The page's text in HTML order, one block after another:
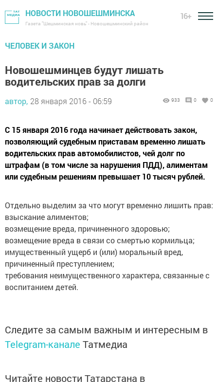
НОВОСТИ НОВОШЕШМИНСКА
Газета "Шешминская новь" - Новошешминский район
16+
ЧЕЛОВЕК И ЗАКОН
Новошешминцев будут лишать
водительских прав за долги
автор, 28 января 2016 - 06:59 933 0 0
С 15 января 2016 года начинает действовать закон,
позволяющий судебным приставам временно лишать
водительских прав автомобилистов, чей долг по
штрафам (в том числе за нарушения ПДД), алиментам
или судебным решениям превышает 10 тысяч рублей.
Отдельно выделим за что могут временно лишить прав:
взыскание алиментов;
возмещение вреда, причиненного здоровью;
возмещение вреда в связи со смертью кормильца;
имущественный ущерб и (или) моральный вред,
причиненный преступлением;
требования неимущественного характера, связанные с
воспитанием детей.
Следите за самым важным и интересным в
Telegram-канале Татмедиа
Читайте новости Татарстана в